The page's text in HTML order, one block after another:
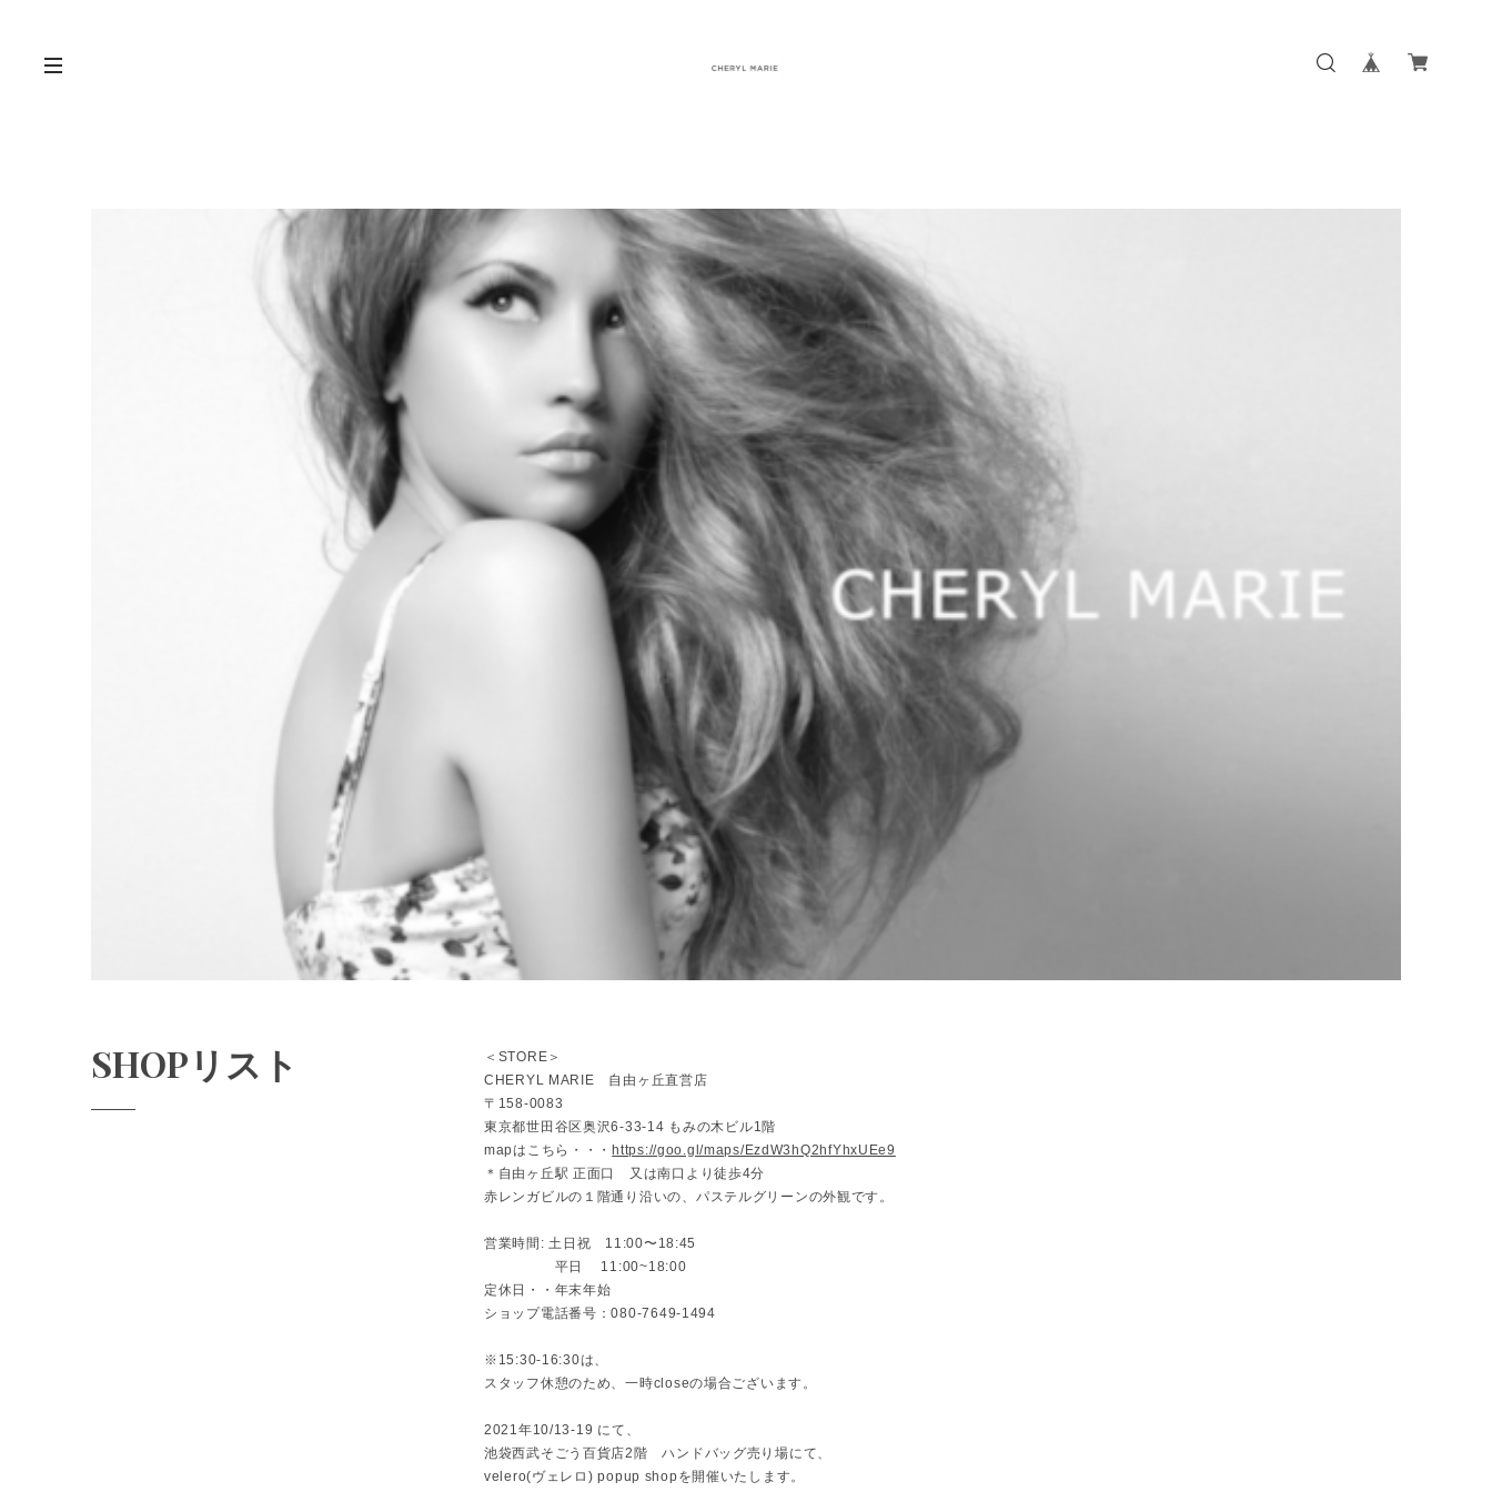
SHOPリスト
＜STORE＞
CHERYL MARIE 自由ヶ丘直営店
〒158-0083
東京都世田谷区奥沢6-33-14 もみの木ビル1階
mapはこちら・・・ https://goo.gl/maps/EzdW3hQ2hfYhxUEe9
＊自由ヶ丘駅 正面口 又は南口より徒歩4分
赤レンガビルの１階通り沿いの、パステルグリーンの外観です。
営業時間: 土日祝 11:00〜18:45
平日 11:00~18:00
定休日・・年末年始
ショップ電話番号：080-7649-1494
※15:30-16:30は、
スタッフ休憩のため、一時closeの場合ございます。
2021年10/13-19 にて、
池袋西武そごう百貨店2階 ハンドバッグ売り場にて、
velero(ヴェレロ) popup shopを開催いたします。